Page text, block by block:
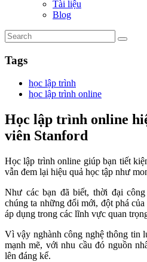
Tài liệu
Blog
Tags
học lập trình
học lập trình online
Học lập trình online
viên Stanford
Học lập trình online giúp bạn tiết
vẫn đem lại hiệu quả học tập như
Như các bạn đã biết, thời đại
chúng ta những đổi mới, đột phá
áp dụng trong các lĩnh vực quan
Vì vậy nghành công nghệ thông tin
mạnh mẽ, với nhu cầu đó nguồn
lên đáng kể.